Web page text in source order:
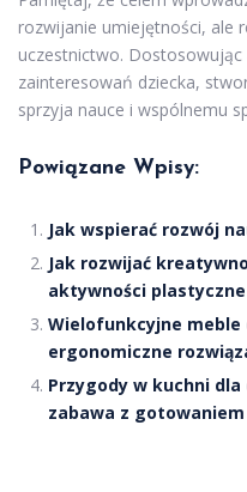
rozwijanie umiejętności, ale
uczestnictwo.
zainteresowań dziecka,
sprzyja nauce i wspólnemu
Powiązane Wpisy:
Jak wspierać rozwój
Jak rozwijać
aktywności plastyczne
Wielofunkcyjne
ergonomiczne
Przygody w kuchni
zabawa z gotowaniem